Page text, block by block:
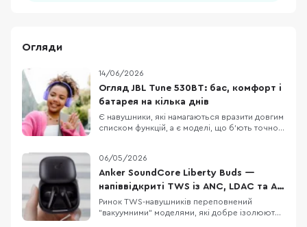
Огляди
14/06/2026
Огляд JBL Tune 530BT: бас, комфорт і
батарея на кілька днів
Є навушники, які намагаються вразити довгим
списком функцій, а є моделі, що б’ють точно в
характер і батарея, про яку не доводиться
думати щодня. JBL Tune 530BT належать саме
до другої категорії. Це бездротові накладні
06/05/2026
Anker SoundCore Liberty Buds —
напіввідкриті TWS із ANC, LDAC та AI-
перекладом
Ринок TWS-навушників переповнений
"вакуумними" моделями, які добре ізолюють